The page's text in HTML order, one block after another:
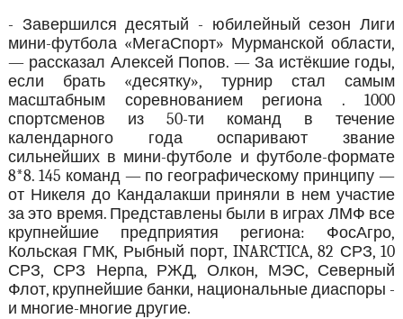
- Завершился десятый - юбилейный сезон Лиги
мини-футбола «МегаСпорт» Мурманской области,
— рассказал Алексей Попов. — За истёкшие годы,
если брать «десятку», турнир стал самым
масштабным соревнованием региона . 1000
спортсменов из 50-ти команд в течение
календарного года оспаривают звание
сильнейших в мини-футболе и футболе-формате
8*8. 145 команд — по географическому принципу —
от Никеля до Кандалакши приняли в нем участие
за это время. Представлены были в играх ЛМФ все
крупнейшие предприятия региона: ФосАгро,
Кольская ГМК, Рыбный порт, INARCTICA, 82 СРЗ, 10
СРЗ, СРЗ Нерпа, РЖД, Олкон, МЭС, Северный
Флот, крупнейшие банки, национальные диаспоры -
и многие-многие другие.